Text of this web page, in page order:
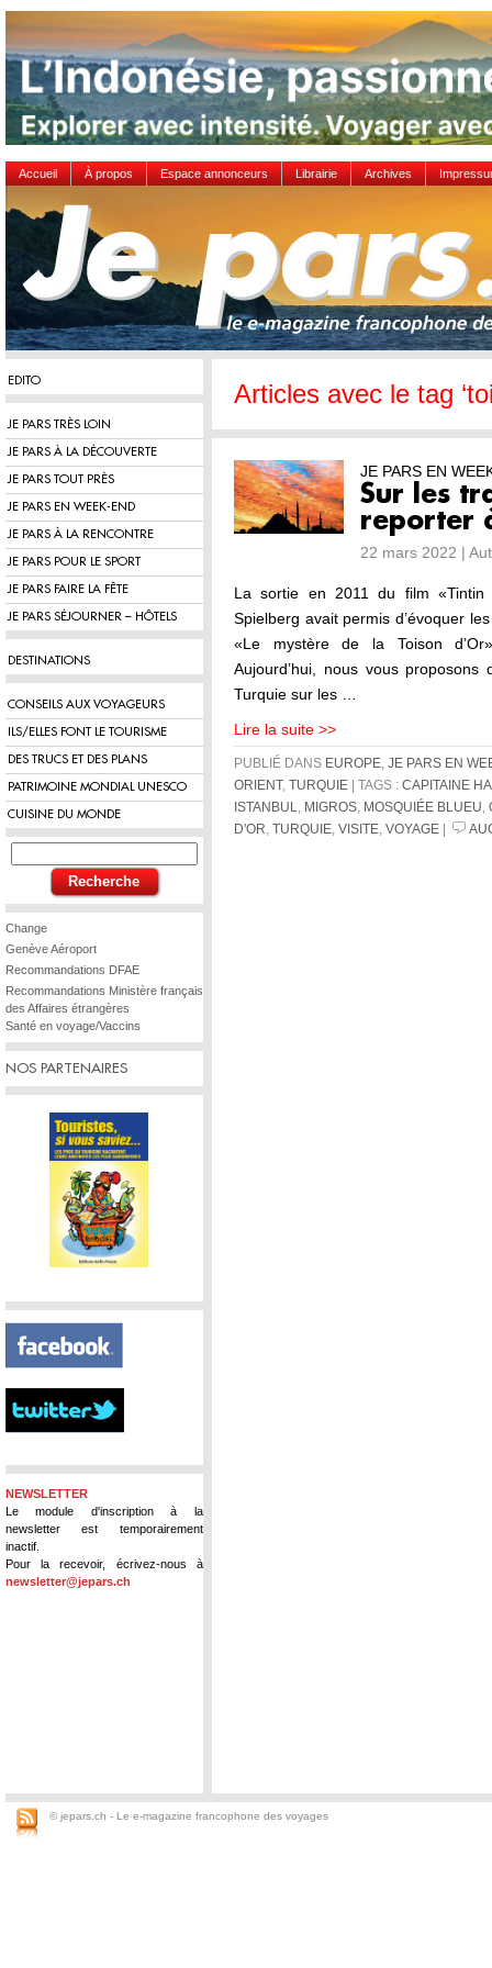
Accueil À propos Espace annonceurs Librairie Archives
EDITO
JE PARS TRÈS LOIN
JE PARS À LA DÉCOUVERTE
JE PARS TOUT PRÈS
JE PARS EN WEEK-END
JE PARS À LA RENCONTRE
JE PARS POUR LE SPORT
JE PARS FAIRE LA FÊTE
JE PARS SÉJOURNER – HÔTELS
DESTINATIONS
CONSEILS AUX VOYAGEURS
ILS/ELLES FONT LE TOURISME
DES TRUCS ET DES PLANS
PATRIMOINE MONDIAL UNESCO
CUISINE DU MONDE
Change
Genève Aéroport
Recommandations DFAE
Recommandations Ministère français
des Affaires étrangères
Santé en voyage/Vaccins
NOS PARTENAIRES
NEWSLETTER
Le module d'inscription à la
newsletter est temporairement
inactif.
Pour la recevoir, écrivez-nous à
newsletter@jepars.ch
Articles avec le tag
JE PARS EN
Sur les
reporter
22 mars 2022 |
La sortie en 2011 du film
Spielberg avait permis d’évoquer
«Le mystère de la Toison
Aujourd’hui, nous vous
Turquie sur les …
Lire la suite >>
PUBLIÉ DANS EUROPE JE PARS EN
ORIENT, TURQUIE | TAGS : CAPITAINE
ISTANBUL
MIGROS MOSQUIÉE BLUEU
D'OR TURQUIE VISITE VOYAGE
© jepars.ch - Le e-magazine francophone des voyages